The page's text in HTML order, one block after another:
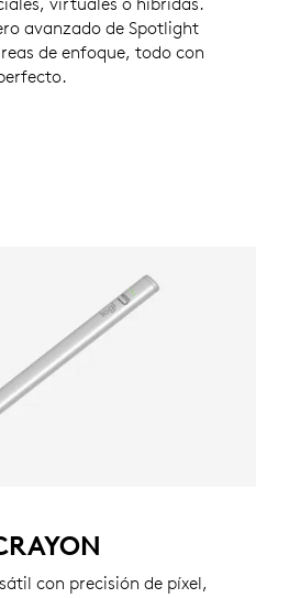
avanzado de Spotlight
de enfoque, todo con
con precisión de píxel,